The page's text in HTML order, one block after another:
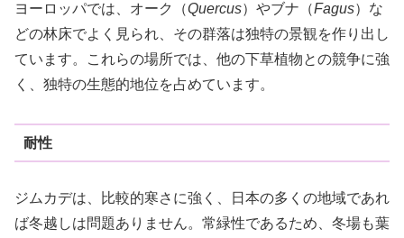
ヨーロッパでは、オーク（Quercus）やブナ（Fagus）な
どの林床でよく見られ、その群落は独特の景観を作り出し
ています。これらの場所では、他の下草植物との競争に強
く、独特の生態的地位を占めています。
耐性
ジムカデは、比較的寒さに強く、日本の多くの地域であれ
ば冬越しは問題ありません。常緑性であるため、冬場も葉